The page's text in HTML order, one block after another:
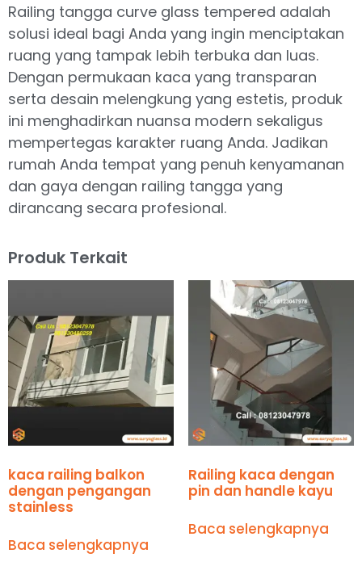
Railing tangga curve glass tempered adalah
solusi ideal bagi Anda yang ingin menciptakan
ruang yang tampak lebih terbuka dan luas.
Dengan permukaan kaca yang transparan
serta desain melengkung yang estetis, produk
ini menghadirkan nuansa modern sekaligus
mempertegas karakter ruang Anda. Jadikan
rumah Anda tempat yang penuh kenyamanan
dan gaya dengan railing tangga yang
dirancang secara profesional.
Produk Terkait
kaca railing balkon
dengan pengangan
stainless
Baca selengkapnya
Railing kaca dengan
pin dan handle kayu
Baca selengkapnya